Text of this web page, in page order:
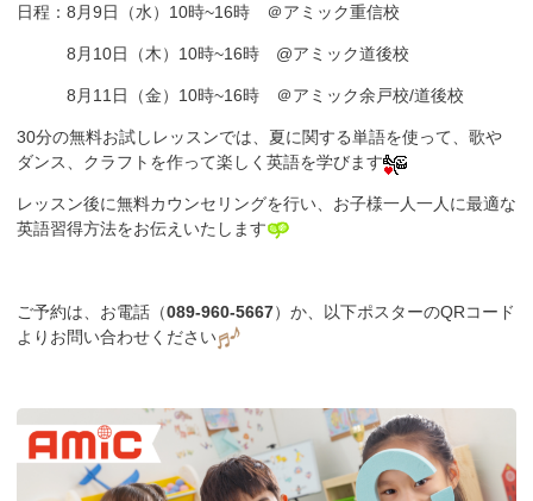
日程：8月9日（水）10時~16時 ＠アミック重信校
8月10日（木）10時~16時 @アミック道後校
8月11日（金）10時~16時 ＠アミック余戸校/道後校
30分の無料お試しレッスンでは、夏に関する単語を使って、歌や
ダンス、クラフトを作って楽しく英語を学びます
レッスン後に無料カウンセリングを行い、 お子様一人一人に最適な
英語習得方法をお伝えいたします
ご予約は、お電話（089-960-5667）か、以下ポスターのQRコード
よりお問い合わせください